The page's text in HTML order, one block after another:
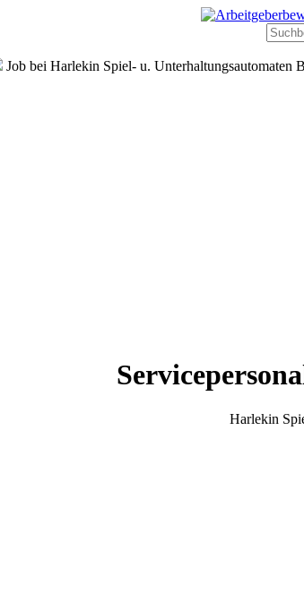
Job bei Harlekin Spiel- u. Unterhaltungsautomaten
Harlekin